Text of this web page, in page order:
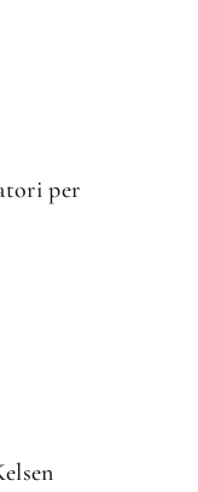
per